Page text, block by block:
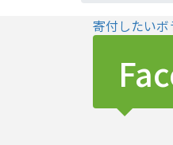
寄付したいボ